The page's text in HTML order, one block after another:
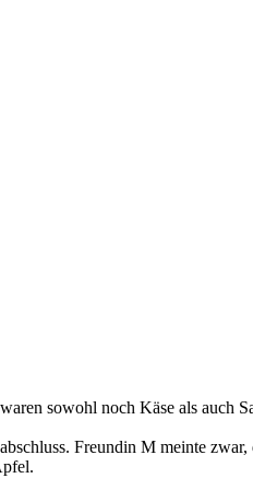
sowohl noch Käse als auch
Freundin M meinte zwar,